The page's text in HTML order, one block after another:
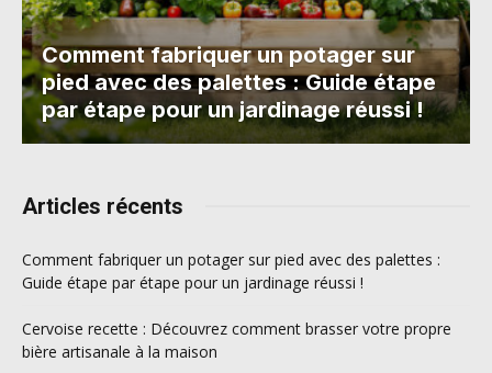
Comment fabriquer un potager sur
pied avec des palettes : Guide étape
par étape pour un jardinage réussi !
Articles récents
Comment fabriquer un potager sur pied avec des palettes :
Guide étape par étape pour un jardinage réussi !
Cervoise recette : Découvrez comment brasser votre propre
bière artisanale à la maison